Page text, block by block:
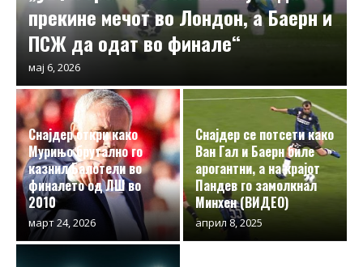
прекине мечот во Лондон, а Баерн и
ПСЖ да одат во финале“
мај 6, 2026
Снајдер откри како
Мурињо брутално го
казнил Балотели во
финалето од ЛШ во
2010
март 24, 2026
Снајдер се потсети како
Ван Гал и Баерн биле
арогантни, а на крајот
Пандев го замолкнал
Минхен (ВИДЕО)
април 8, 2025